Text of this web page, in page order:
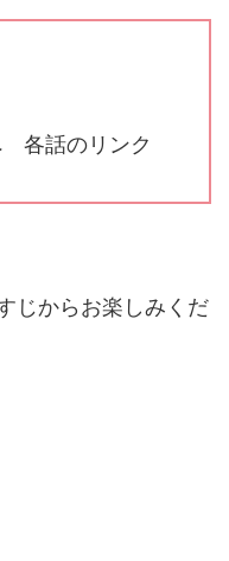
各話のリンク
じからお楽しみくだ